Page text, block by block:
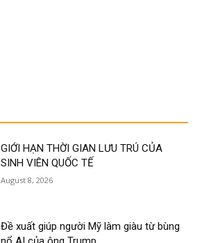
GIỚI HẠN THỜI GIAN LƯU TRÚ CỦA
SINH VIÊN QUỐC TẾ
August 8, 2026
Đề xuất giúp người Mỹ làm giàu từ bùng